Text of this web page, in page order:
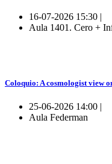
16-07-2026 15:30 |
Aula 1401. Cero +
Coloquio: A cosmologist view
25-06-2026 14:00 |
Aula Federman